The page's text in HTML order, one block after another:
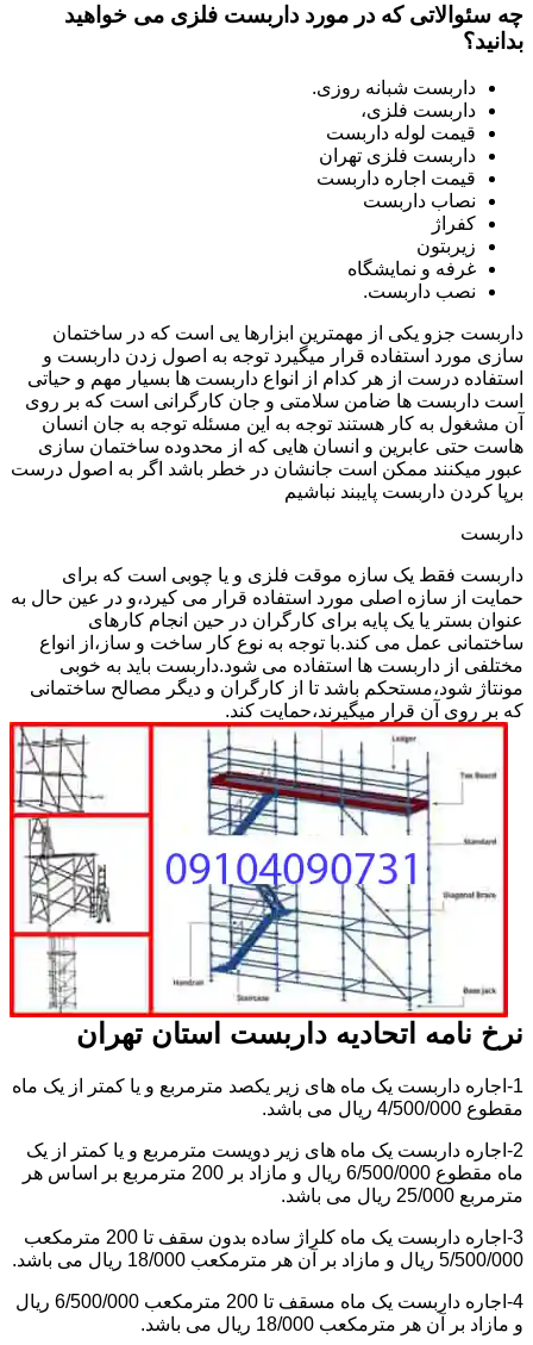
چه سئوالاتی که در مورد داربست فلزی می خواهید
بدانید؟
داربست شبانه روزی.
داربست فلزی،
قیمت لوله داربست
داربست فلزی تهران
قیمت اجاره داربست
نصاب داربست
کفراژ
زیربتون
غرفه و نمایشگاه
نصب داربست.
داربست جزو یکی از مهمترین ابزارها یی است که در ساختمان
سازی مورد استفاده قرار میگیرد توجه به اصول زدن داربست و
استفاده درست از هر کدام از انواع داربست ها بسیار مهم و حیاتی
است داربست ها ضامن سلامتی و جان کارگرانی است که بر روی
آن مشغول به کار هستند توجه به این مسئله توجه به جان انسان
هاست حتی عابرین و انسان هایی که از محدوده ساختمان سازی
عبور میکنند ممکن است جانشان در خطر باشد اگر به اصول درست
برپا کردن داربست پایبند نباشیم
داربست
داربست فقط یک سازه موقت فلزی و یا چوبی است که برای
حمایت از سازه اصلی مورد استفاده قرار می کیرد،و در عین حال به
عنوان بستر یا یک پایه برای کارگران در حین انجام کارهای
ساختمانی عمل می کند.با توجه به نوع کار ساخت و ساز،از انواع
مختلفی از داربست ها استفاده می شود.داربست باید به خوبی
مونتاژ شود،مستحکم باشد تا از کارگران و دیگر مصالح ساختمانی
که بر روی آن قرار میگیرند،حمایت کند.
نرخ نامه اتحادیه داربست استان تهران
1-اجاره داربست یک ماه های زیر یکصد مترمربع و یا کمتر از یک ماه
مقطوع 4/500/000 ریال می باشد.
2-اجاره داربست یک ماه های زیر دویست مترمربع و یا کمتر از یک
ماه مقطوع 6/500/000 ریال و مازاد بر 200 مترمربع بر اساس هر
مترمربع 25/000 ریال می باشد.
3-اجاره داربست یک ماه کلراژ ساده بدون سقف تا 200 مترمکعب
5/500/000 ریال و مازاد بر آن هر مترمکعب 18/000 ریال می باشد.
4-اجاره داربست یک ماه مسقف تا 200 مترمکعب 6/500/000 ریال
و مازاد بر آن هر مترمکعب 18/000 ریال می باشد.